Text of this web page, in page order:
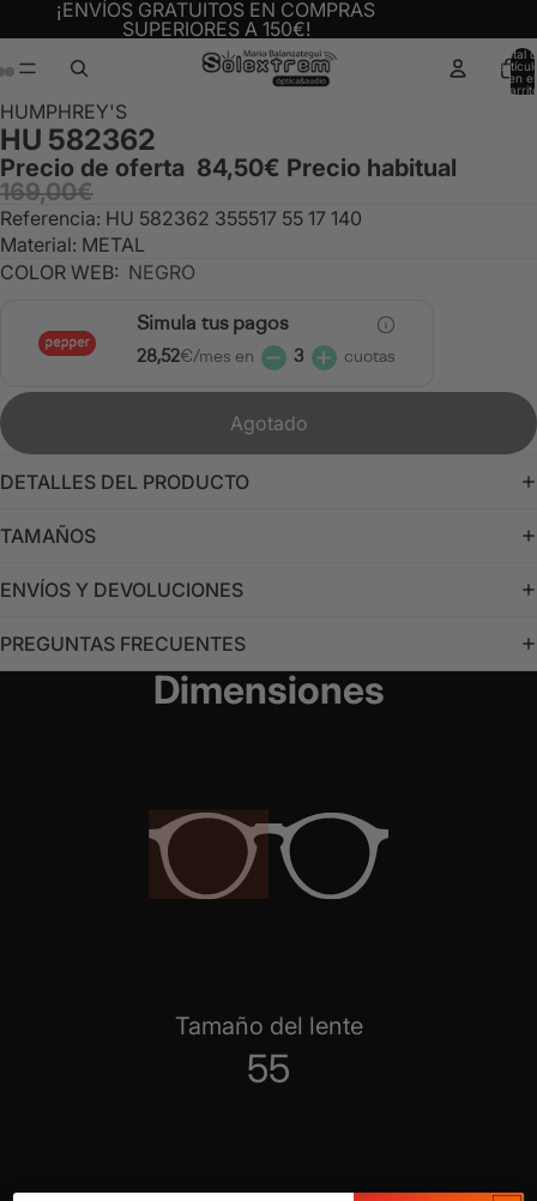
¡ENVÍOS GRATUITOS EN COMPRAS
SUPERIORES A 150€!
Total
en el
Abrir
imagen
a
pantalla
completa
Abrir
imagen
a
pantalla
completa
Abrir
imagen
a
pantalla
completa
HUMPHREY'S
HU 582362
Precio de oferta 84,50€ Precio habitual
169,00€
Referencia: HU 582362 355517 55 17 140
Material: METAL
COLOR WEB: NEGRO
Simula tus pagos
28,52€/mes en 3 cuotas
Agotado
DETALLES DEL PRODUCTO
TAMAÑOS
ENVÍOS Y DEVOLUCIONES
PREGUNTAS FRECUENTES
Dimensiones
Tamaño del lente
55